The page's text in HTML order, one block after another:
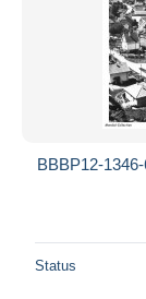
BBBP12-
Status